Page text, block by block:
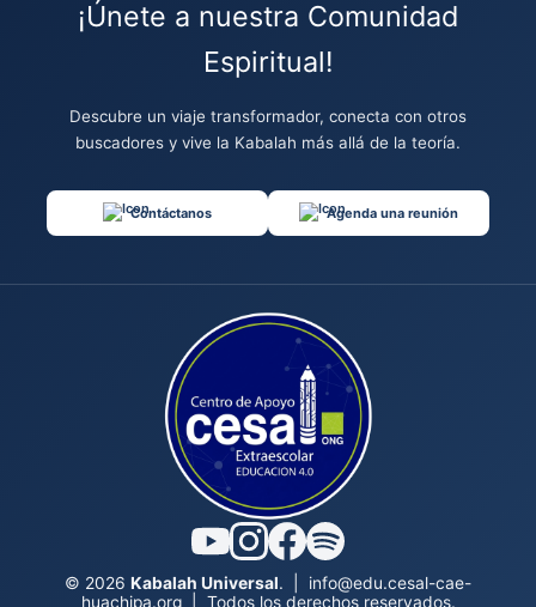
¡Únete a nuestra Comunidad
Espiritual!
Descubre un viaje transformador, conecta con otros
buscadores y vive la Kabalah más allá de la teoría.
Contáctanos Agenda una reunión
© 2026 Kabalah Universal.
info@edu.cesal-cae-
huachipa.org
Todos los derechos reservados.